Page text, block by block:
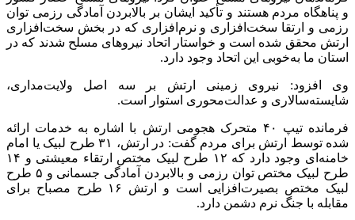
و پناهگاه مردم هستند و تأکید ایشان بر بالابردن آمادگی رزمی توان
رزمی و ارتقا سخت‌افزاری و نرم‌افزاری که در بخش سخت‌افزاری
ارتش محقق شده است و خواستار اتحاد نیروهای مسلح شدند که در
استان ما به‌خوبی این اتحاد وجود دارد.
وی افزود: نیروی زمینی ارتش بر سه اصل ولایت‌مداری،
شایسته‌سالاری و عدالت‌محوری استوار است.
فرمانده تیپ ۴۰ متحرک هجومی ارتش با اشاره به خدمات ارائه
شده توسط ارتش برای مردم گفت: در ارتش، ۳۱ طرح لبیک یا امام
خامنه‌ای وجود دارد که ۱۲ طرح لبیک مختص ارتقاء معیشتی و ۱۴
طرح لبیک مختص توان رزمی و بالابردن آمادگی جسمانی و ۵ طرح
لبیک مختص بصیرت‌افزایی است و ارتش ۱۶ طرح مصباح برای
مقابله با جنگ نرم دشمن دارد.